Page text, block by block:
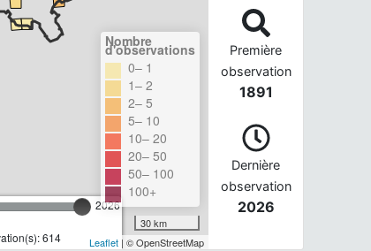
2026
614
Nombre
d'observations
0– 1
1– 2
2– 5
5– 10
10– 20
20– 50
50– 100
100+
30 km
Leaflet| © OpenStreetMap
Première
observation
1891
Dernière
observation
2026